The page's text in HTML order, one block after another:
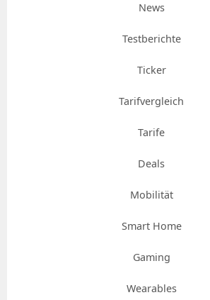
News
Testberichte
Ticker
Tarifvergleich
Tarife
Deals
Mobilität
Smart Home
Gaming
Wearables